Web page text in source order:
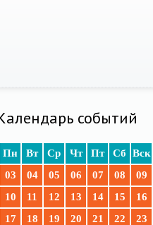
событий
Пн Вт Ср Чт Пт Сб
Вск
03
04 05 06 07 08
09
10
11 12 13 14 15
16
17
18 19 20 21 22
23